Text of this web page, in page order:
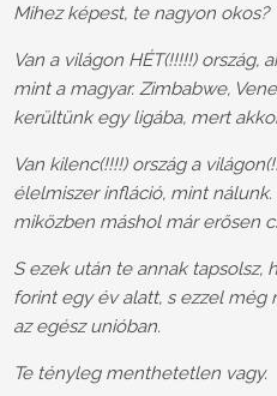
Mihez képest, te nagyon okos?
Van a világon HÉT(!!!!!) ország,
mint a magyar. Zimbabwe,
kerültünk egy ligába, mert
Van kilenc(!!!!) ország a
élelmiszer infláció, mint
miközben máshol már erősen
S ezek után te annak tapsolsz,
forint egy év alatt, s ezzel még
az egész unióban.
Te tényleg menthetetlen vagy.